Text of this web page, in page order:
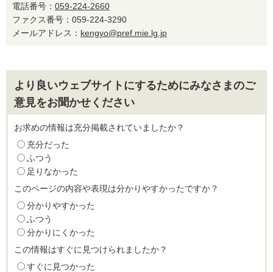
電話番号： 059-224-2660
ファクス番号：059-224-3290
メールアドレス： kengyo@pref.mie.lg.jp
より良いウェブサイトにするためにみなさまのご
意見をお聞かせください
お求めの情報は充分掲載されていましたか？
充分だった
ふつう
足りなかった
このページの内容や表現は分かりやすかったですか？
分かりやすかった
ふつう
分かりにくかった
この情報はすぐに見つけられましたか？
すぐに見つかった